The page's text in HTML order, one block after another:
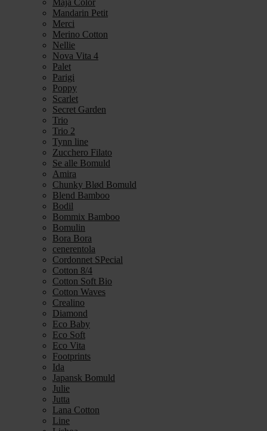
Maja Color
Mandarin Petit
Merci
Merino Cotton
Nellie
Nova Vita 4
Palet
Parigi
Poppy
Scarlet
Secret Garden
Trio
Trio 2
Tynn line
Zucchero Filato
Se alle Bomuld
Amira
Chunky Blød Bomuld
Blend Bamboo
Bodil
Bommix Bamboo
Bomulin
Bora Bora
cenerentola
Cordonnet SPecial
Cotton 8/4
Cotton Soft Bio
Cotton Waves
Crealino
Diamond
Eco Baby
Eco Soft
Eco Vita
Footprints
Ida
Japansk Bomuld
Julie
Jutta
Lana Cotton
Line